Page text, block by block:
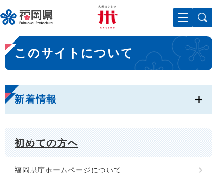
ー
ジ
先
頭
で
。
メニューを飛ばして本文へ
本
文
このサイトについて
新着情報
初めての方へ
福岡県庁ホームページについて